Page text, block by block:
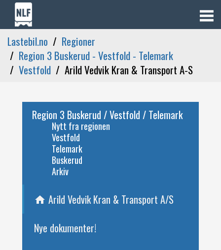
Lastebil.no
Regioner
Region 3 Buskerud - Vestfold - Telemark
Vestfold
Arild Vedvik Kran & Transport A-S
Region 3 Buskerud / Vestfold / Telemark
Nytt fra regionen
Vestfold
Telemark
Buskerud
Arkiv
home Arild Vedvik Kran & Transport A/S
Nye dokumenter!